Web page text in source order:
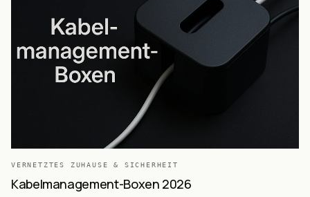
VERNETZTES ZUHAUSE & SICHERHEIT
Kabelmanagement-Boxen 2026